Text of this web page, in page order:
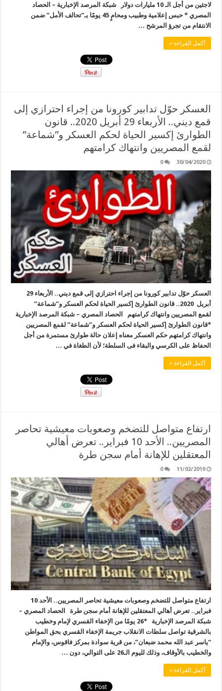
لاجئين من أجل الـ 10 مليارات دولار شبكة المرصد الإخبارية – الحصاد
المصري * حبس إعلامية وطبيب ومحامٍ 45 يومًا بـ”تحالف الأمل” ضمن
الانتقام من تجرؤ المرشح …
أكمل القراءة »
العسكر حوّل تدابير كورونا من إجراء احترازي إلى
قمع ديني.. الأربعاء 29 أبريل 2020.. قانون
الطوارئ إكسير الحياة لحكم العسكر و”شماعة”
لقمع المصريين وانتهاك كرامتهم
30/04/2020
0
العسكر حوّل تدابير كورونا من إجراء احترازي إلى قمع ديني.. الأربعاء 29
أبريل 2020.. قانون الطوارئ إكسير الحياة لحكم العسكر و”شماعة”
لقمع المصريين وانتهاك كرامتهم الحصاد المصري – شبكة المرصد الإخبارية
*قانون الطوارئ إكسير الحياة لحكم العسكر و”شماعة” لقمع المصريين
وانتهاك كرامتهم حكم العسكر معناه إعلان حالة طوارئ مستمرة من أجل
الحفاظ على الكرسي والبقاء فى السلطة؛ لأن الطغاة في …
أكمل القراءة »
ارتفاع متواصل للتضخم وصعوبات معيشية تحاصر
المصريين.. الأحد 10 فبراير.. تعرض أهالي
المعتقلين للإهانة أمام سجن طرة
11/02/2019
0
ارتفاع متواصل للتضخم وصعوبات معيشية تحاصر المصريين.. الأحد 10
فبراير.. تعرض أهالي المعتقلين للإهانة أمام سجن طرة الحصاد المصري –
شبكة المرصد الإخبارية *26 يومًا من الإخفاء القسري لإمام وخطيب
بالشرقية تواصل سلطات الانقلاب جريمة الإخفاء القسري بحق المواطن
“ياسر عبد الله محمد ضبعان”، من قرية سوادة بمركز فاقوس، والإمام
والخطيب بالأوقاف، وذلك لليوم الـ26 على التوالي، دون …
أكمل القراءة »